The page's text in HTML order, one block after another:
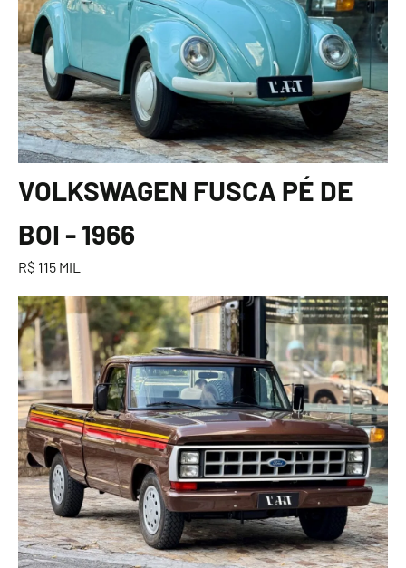
VOLKSWAGEN FUSCA PÉ DE
BOI - 1966
R$ 115 MIL